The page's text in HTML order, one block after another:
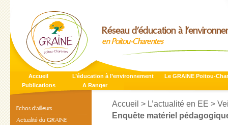
Réseau d’éducation à
en Poitou-Charentes
Accueil L’éducation à l’environnement
Le GRAINE Poitou-
Publications
A Ranger
Accueil > L’actualité en EE >
Enquête matériel
Echos d’ailleurs
Actualité du GRAINE